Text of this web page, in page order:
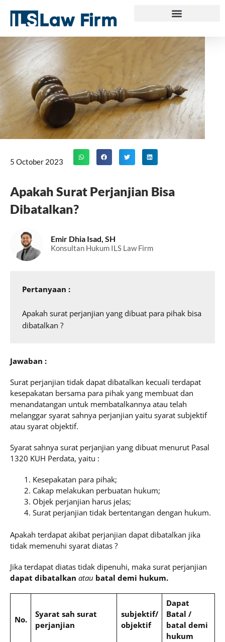
content
5 October 2023
Apakah Surat Perjanjian Bisa
Dibatalkan?
Emir Dhia Isad, SH
Konsultan Hukum ILS Law Firm
Pertanyaan :
Apakah surat perjanjian yang dibuat para pihak bisa
dibatalkan ?
Jawaban :
Surat perjanjian tidak dapat dibatalkan kecuali terdapat
kesepakatan bersama para pihak yang membuat dan
menandatangan untuk membatalkannya atau telah
melanggar syarat sahnya perjanjian yaitu syarat subjektif
atau syarat objektif.
Syarat sahnya surat perjanjian yang dibuat menurut Pasal
1320 KUH Perdata, yaitu :
Kesepakatan para pihak;
Cakap melakukan perbuatan hukum;
Objek perjanjian harus jelas;
Surat perjanjian tidak bertentangan dengan hukum.
Apakah terdapat akibat perjanjian dapat dibatalkan jika
tidak memenuhi syarat diatas ?
Jika terdapat diatas tidak dipenuhi, maka surat perjanjian
dapat dibatalkan atau batal demi hukum.
No.
Syarat sah surat
perjanjian
subjektif/
objektif
Dapat
Batal /
batal demi
hukum